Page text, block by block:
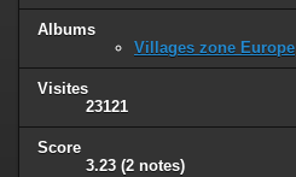
Albums
Villages zone Europe
Visites
23121
Score
3.23 (2 notes)